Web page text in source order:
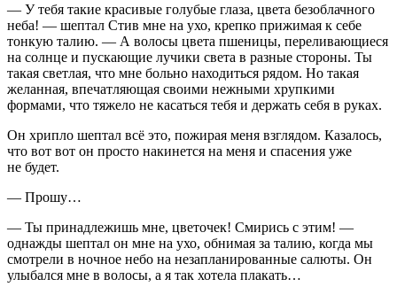
— У тебя такие красивые голубые глаза, цвета безоблачного
неба! — шептал Стив мне на ухо, крепко прижимая к себе
тонкую талию. — А волосы цвета пшеницы, переливающиеся
на солнце и пускающие лучики света в разные стороны. Ты
такая светлая, что мне больно находиться рядом. Но такая
желанная, впечатляющая своими нежными хрупкими
формами, что тяжело не касаться тебя и держать себя в руках.
Он хрипло шептал всё это, пожирая меня взглядом. Казалось,
что вот вот он просто накинется на меня и спасения уже
не будет.
— Прошу…
— Ты принадлежишь мне, цветочек! Смирись с этим! —
однажды шептал он мне на ухо, обнимая за талию, когда мы
смотрели в ночное небо на незапланированные салюты. Он
улыбался мне в волосы, а я так хотела плакать…